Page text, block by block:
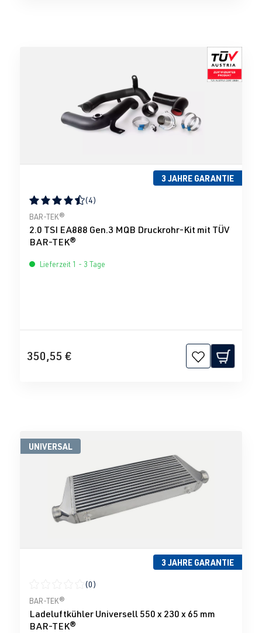
3 JAHRE GARANTIE
Durchschnittliche Bewertung von 4.5 von 5 Sternen
(4)
BAR-TEK®
2.0 TSI EA888 Gen.3 MQB Druckrohr-Kit mit TÜV
BAR-TEK®
Lieferzeit 1 - 3 Tage
350,55 €
UNIVERSAL
3 JAHRE GARANTIE
Durchschnittliche Bewertung von 0 von 5 Sternen
(0)
BAR-TEK®
Ladeluftkühler Universell 550 x 230 x 65 mm
BAR-TEK®